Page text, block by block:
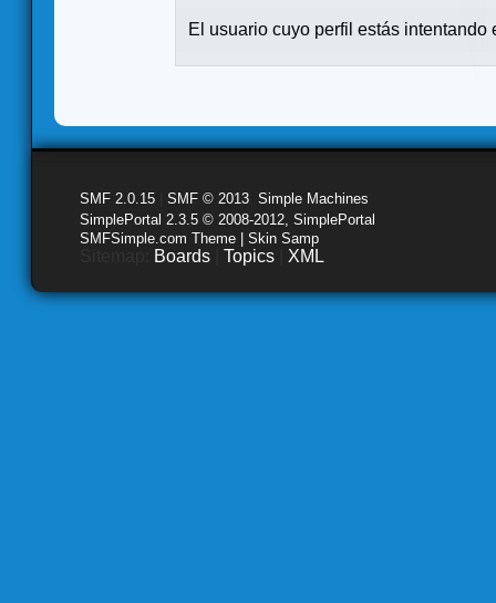
El usuario cuyo perfil estás intentando
SMF 2.0.15 SMF © 2013 Simple Machines
SimplePortal 2.3.5 © 2008-2012, SimplePortal
SMFSimple.com Theme | Skin Samp
Boards Topics XML